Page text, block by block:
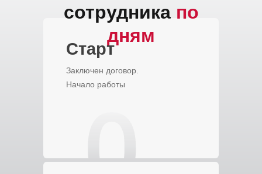
Заключен договор.
Начало работы
Старт
сотрудника по
дням